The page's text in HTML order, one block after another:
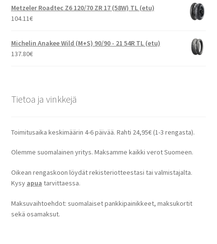
Metzeler Roadtec Z6 120/70 ZR 17 (58W) TL (etu)
104.11€
Michelin Anakee Wild (M+S) 90/90 - 21 54R TL (etu)
137.80€
Tietoa ja vinkkejä
Toimitusaika keskimäärin 4-6 päivää. Rahti 24,95€ (1-3 rengasta).
Olemme suomalainen yritys. Maksamme kaikki verot Suomeen.
Oikean rengaskoon löydät rekisteriotteestasi tai valmistajalta.
Kysy apua tarvittaessa.
Maksuvaihtoehdot: suomalaiset pankkipainikkeet, maksukortit
sekä osamaksut.